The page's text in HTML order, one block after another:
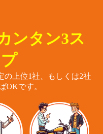
ンタン3ス
の上位1社、もしくは2社
OKです。